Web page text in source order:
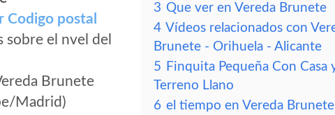
Codigo postal
el nvel del
Brunete
Madrid)
3 Que ver en Vereda Brunete
4 Vídeos relacionados con
Brunete - Orihuela - Alicante
5 Finquita Pequeña Con Casa
Terreno Llano
6 el tiempo en Vereda Brunete